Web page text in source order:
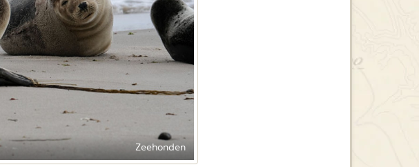
Zeehonden